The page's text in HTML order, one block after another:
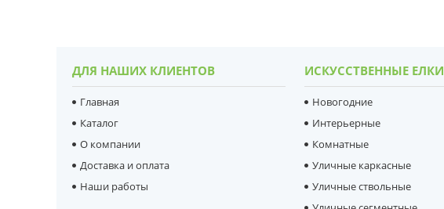
ДЛЯ НАШИХ КЛИЕНТОВ
Главная
Каталог
О компании
Доставка и оплата
Наши работы
ИСКУССТВЕННЫЕ ЕЛКИ
Новогодние
Интерьерные
Комнатные
Уличные каркасные
Уличные ствольные